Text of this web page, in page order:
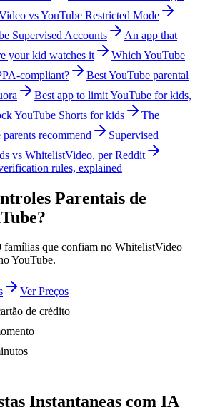
vs YouTube Restricted Mode
Supervised Accounts
An app that
your kid watches it
Which YouTube
compliant?
Best YouTube parental
Best app to limit YouTube for kids,
YouTube Shorts for kids
The
recommend
Supervised
vs WhitelistVideo, per Reddit
rules, explained
Parentais de
famílias que confiam no WhitelistVideo
YouTube.
Ver Preços
de crédito
Instantaneas com IA